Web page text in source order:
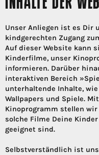
Unser Anliegen ist es Dir
kindgerechten Zugang
Auf dieser Website kann
Kinderfilme, unser
informieren. Darüber
interaktiven Bereich
unterhaltende Inhalte,
Wallpapers und Spiele.
Kinoprogramm stellen
solche Filme Deine
geeignet sind.
Selbstverständlich ist